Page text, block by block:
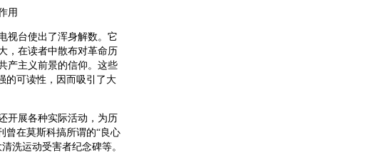
用
台使出了浑身解数。它
，在读者中散布对革命历
产主义前景的信仰。这些
的可读性，因而吸引了大
展各种实际活动，为历
曾在莫斯科搞所谓的“良心
洗运动受害者纪念碑等。